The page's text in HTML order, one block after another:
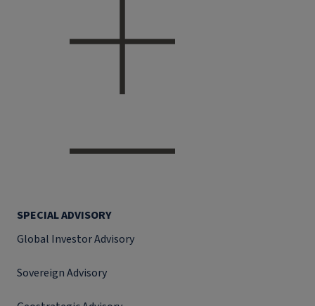
SPECIAL ADVISORY
Global Investor Advisory
Sovereign Advisory